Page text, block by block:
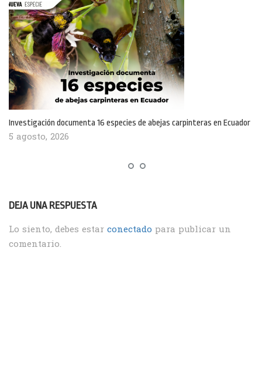
Investigación documenta 16 especies de abejas carpinteras en Ecuador
5 agosto, 2026
DEJA UNA RESPUESTA
Lo siento, debes estar conectado para publicar un
comentario.